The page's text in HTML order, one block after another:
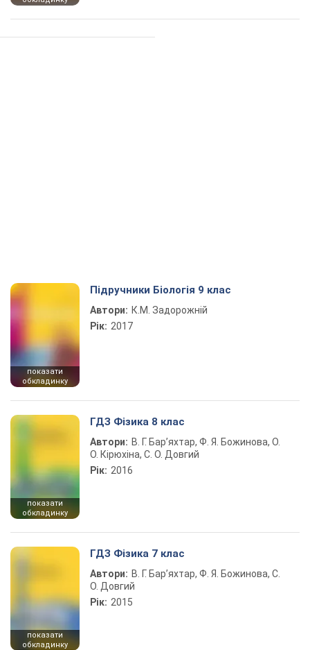
показати
обкладинку
Підручники Біологія 9 клас
Автори: К.М. Задорожній
Рік: 2017
показати
обкладинку
ГДЗ Фізика 8 клас
Автори: В. Г. Бар’яхтар, Ф. Я. Божинова, О.
О. Кірюхіна, С. О. Довгий
Рік: 2016
показати
обкладинку
ГДЗ Фізика 7 клас
Автори: В. Г. Бар’яхтар, Ф. Я. Божинова, С.
О. Довгий
Рік: 2015